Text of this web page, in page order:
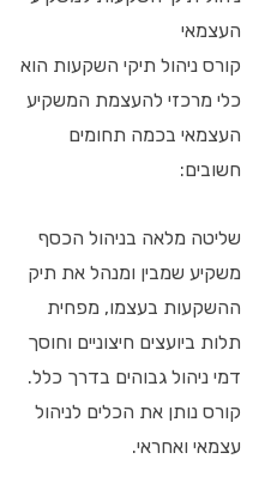
העצמאי
קורס ניהול תיקי השקעות הוא
כלי מרכזי להעצמת המשקיע
העצמאי בכמה תחומים
חשובים:
שליטה מלאה בניהול הכסף
משקיע שמבין ומנהל את תיק
ההשקעות בעצמו, מפחית
תלות ביועצים חיצוניים וחוסך
דמי ניהול גבוהים בדרך כלל.
קורס נותן את הכלים לניהול
עצמאי ואחראי.